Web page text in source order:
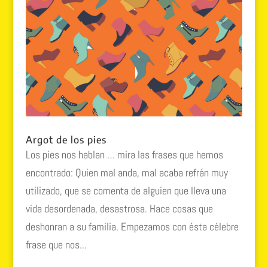
Argot de los pies
Los pies nos hablan … mira las frases que hemos
encontrado: Quien mal anda, mal acaba refrán muy
utilizado, que se comenta de alguien que lleva una
vida desordenada, desastrosa. Hace cosas que
deshonran a su familia. Empezamos con ésta célebre
frase que nos...